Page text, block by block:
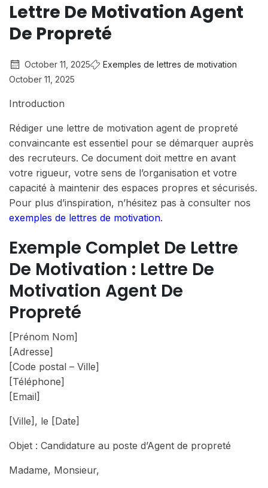
Lettre De Motivation Agent
De Propreté
October 11, 2025
Exemples de lettres de motivation
October 11, 2025
Introduction
Rédiger une lettre de motivation agent de propreté
convaincante est essentiel pour se démarquer auprès
des recruteurs. Ce document doit mettre en avant
votre rigueur, votre sens de l’organisation et votre
capacité à maintenir des espaces propres et sécurisés.
Pour plus d’inspiration, n’hésitez pas à consulter nos
exemples de lettres de motivation.
Exemple Complet De Lettre
De Motivation : Lettre De
Motivation Agent De
Propreté
[Prénom Nom]
[Adresse]
[Code postal – Ville]
[Téléphone]
[Email]
[Ville], le [Date]
Objet : Candidature au poste d’Agent de propreté
Madame, Monsieur,